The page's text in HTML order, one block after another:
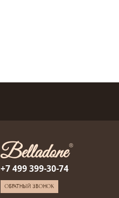
+7 499 399-30-74
ОБРАТНЫЙ ЗВОНОК